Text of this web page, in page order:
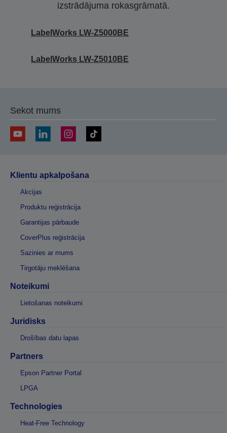
izstrādājuma rokasgrāmatā.
LabelWorks LW-Z5000BE
LabelWorks LW-Z5010BE
Sekot mums
Klientu apkalpošana
Akcijas
Produktu reģistrācija
Garantijas pārbaude
CoverPlus reģistrācija
Sazinies ar mums
Tirgotāju meklēšana
Noteikumi
Lietošanas noteikumi
Juridisks
Drošības datu lapas
Partners
Epson Partner Portal
LPGA
Technologies
Heat-Free Technology